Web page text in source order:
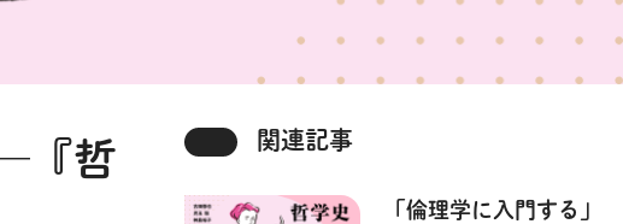
『哲
関連記事
「倫理学に入門する」